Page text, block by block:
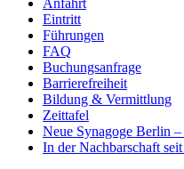
Anfahrt
Eintritt
Führungen
FAQ
Buchungsanfrage
Barrierefreiheit
Bildung & Vermittlung
Zeittafel
Neue Synagoge Berlin
In der Nachbarschaft